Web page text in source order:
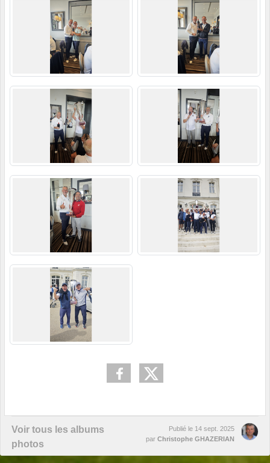
Voir tous les albums
photos
Publié le 14 sept. 2025
par Christophe GHAZERIAN